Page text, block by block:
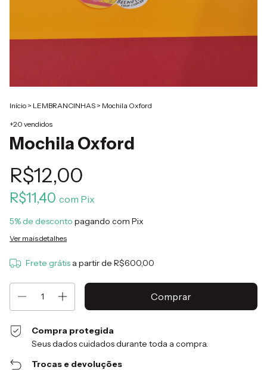
Início > LEMBRANCINHAS > Mochila Oxford
+20 vendidos
Mochila Oxford
R$12,00
R$11,40 com Pix
5% de desconto pagando com Pix
Ver mais detalhes
Frete grátis a partir de R$600,00
Compra protegida
Seus dados cuidados durante toda a compra.
Trocas e devoluções